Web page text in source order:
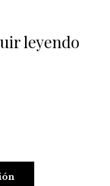
leyendo